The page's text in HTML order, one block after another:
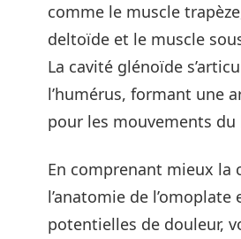
comme le muscle
deltoïde et le muscle
La cavité glénoïde
l’humérus, formant une
pour les mouvements du
En comprenant mieux la
l’anatomie de l’omoplate
potentielles de douleur,